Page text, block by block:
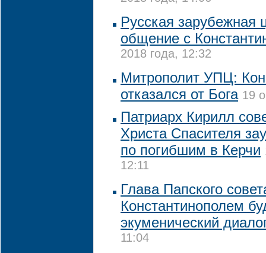
Русская зарубежная
общение с
2018 года, 12:32
Митрополит УПЦ:
отказался от Бога 19
Патриарх Кирилл
Христа Спасителя
по погибшим в Керчи
12:11
Глава Папского
Константинополем
экуменический
11:04